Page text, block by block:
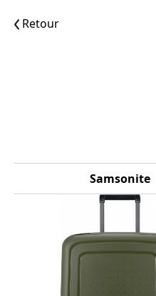
Retour
Samsonite